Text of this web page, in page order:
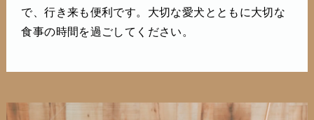
で、行き来も便利です。大切な愛犬とともに大切な
食事の時間を過ごしてください。